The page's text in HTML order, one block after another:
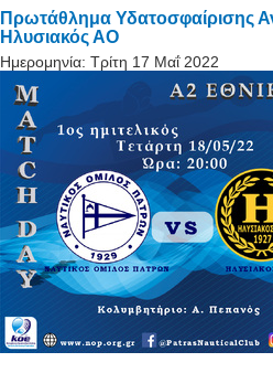
Πρωτάθλημα Υδατοσφαίρισης
Ηλυσιακός ΑΟ
Ημερομηνία: Τρίτη 17 Μαΐ 2022